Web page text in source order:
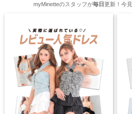
myMinetteのスタッフが毎日更新！今